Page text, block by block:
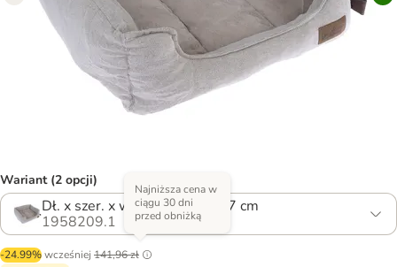
Wariant (2 opcji)
Dł. x szer. x wys.: 50 x 43 x 17 cm
1958209.1
-24.99%wcześniej 141,96 zł
Najniższa cena w
ciągu 30 dni
przed obniżką